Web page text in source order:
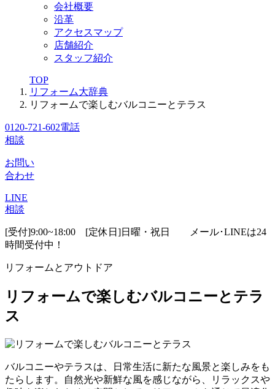
会社概要
沿革
アクセスマップ
店舗紹介
スタッフ紹介
TOP
リフォーム大辞典
リフォームで楽しむバルコニーとテラス
0120-721-602電話
相談
お問い
合わせ
LINE
相談
[受付]9:00~18:00 [定休日]日曜・祝日
メール･LINEは24
時間受付中！
リフォームとアウトドア
リフォームで楽しむバルコニーとテラ
ス
バルコニーやテラスは、日常生活に新たな風景と楽しみをも
たらします。自然光や新鮮な風を感じながら、リラックスや